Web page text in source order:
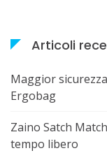
Articoli
Maggior
Ergobag
Zaino Satch
tempo libero